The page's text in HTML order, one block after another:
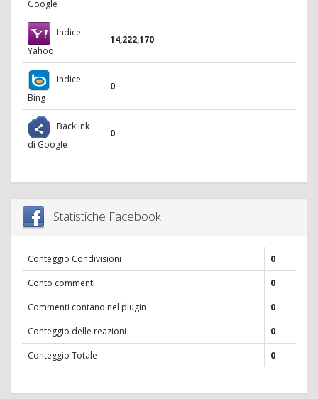
Google
Indice
Yahoo
14,222,170
Indice
Bing
0
Backlink
di Google
0
Statistiche Facebook
Conteggio Condivisioni
0
Conto commenti
0
Commenti contano nel plugin
0
Conteggio delle reazioni
0
Conteggio Totale
0